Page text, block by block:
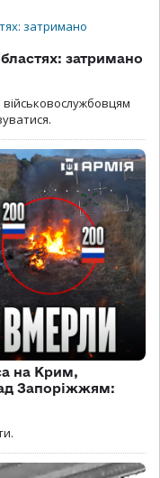
затримано
на Крим,
Запоріжжям: